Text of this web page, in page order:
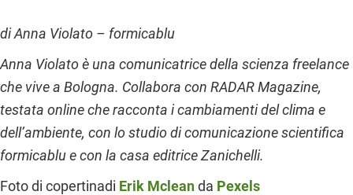
di Anna Violato – formicablu
Anna Violato è una comunicatrice della scienza freelance
che vive a Bologna. Collabora con RADAR Magazine,
testata online che racconta i cambiamenti del clima e
dell’ambiente, con lo studio di comunicazione scientifica
formicablu e con la casa editrice Zanichelli.
Foto di copertinadi Erik Mcleanda Pexels